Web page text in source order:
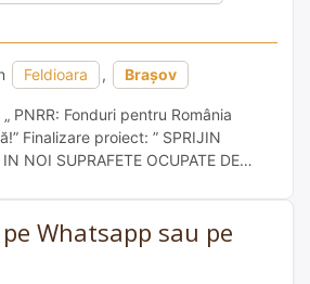
Feldioara , Brașov
PNRR: Fonduri pentru România
Finalizare proiect: ” SPRIJIN
NOI SUPRAFETE OCUPATE DE
” Numele proiectului de
Boldizsar, în calitate de
proiectului intitulat ” SPRIJIN
NOI SUPRAFETE OCUPATE DE […]
Whatsapp sau pe